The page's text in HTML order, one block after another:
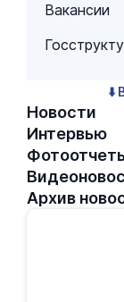
Вакансии
⬇️
Новости
Интервью
Архив